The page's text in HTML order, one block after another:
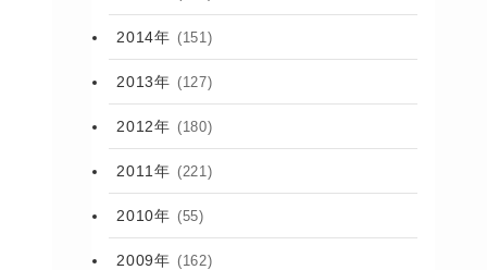
2014年 (151)
2013年 (127)
2012年 (180)
2011年 (221)
2010年 (55)
2009年 (162)